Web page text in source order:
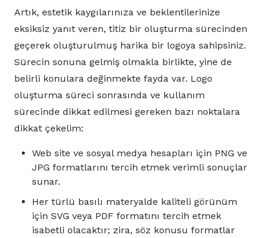
Artık, estetik kaygılarınıza ve beklentilerinize
eksiksiz yanıt veren, titiz bir oluşturma sürecinden
geçerek oluşturulmuş harika bir logoya sahipsiniz.
Sürecin sonuna gelmiş olmakla birlikte, yine de
belirli konulara değinmekte fayda var. Logo
oluşturma süreci sonrasında ve kullanım
sürecinde dikkat edilmesi gereken bazı noktalara
dikkat çekelim:
Web site ve sosyal medya hesapları için PNG ve
JPG formatlarını tercih etmek verimli sonuçlar
sunar.
Her türlü basılı materyalde kaliteli görünüm
için SVG veya PDF formatını tercih etmek
isabetli olacaktır; zira, söz konusu formatlar